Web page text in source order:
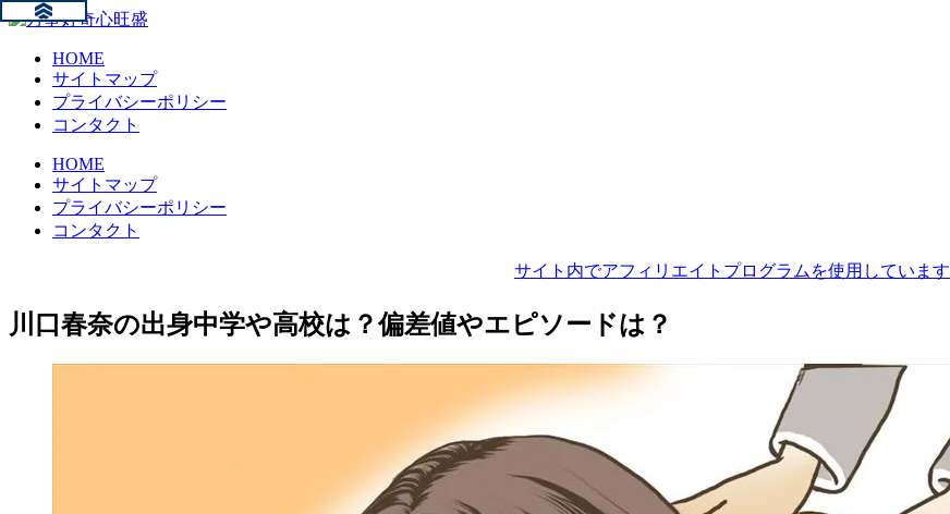
HOME
サイトマップ
プライバシーポリシー
コンタクト
HOME
サイトマップ
プライバシーポリシー
コンタクト
サイト内でアフィリエイトプログラムを使用しています
川口春奈の出身中学や高校は？偏差値やエピソードは？